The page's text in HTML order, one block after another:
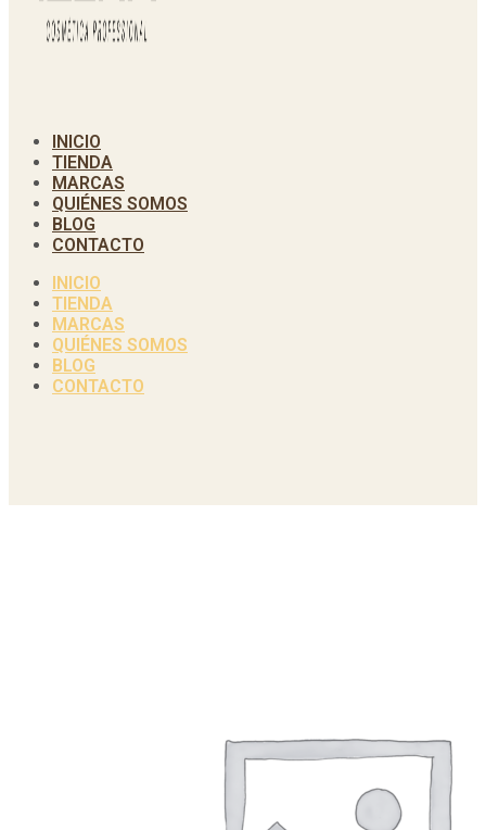
INICIO
TIENDA
MARCAS
QUIÉNES SOMOS
BLOG
CONTACTO
INICIO
TIENDA
MARCAS
QUIÉNES SOMOS
BLOG
CONTACTO